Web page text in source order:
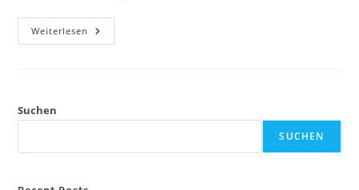
Weiterlesen Hello
World!
Suchen
SUCHEN